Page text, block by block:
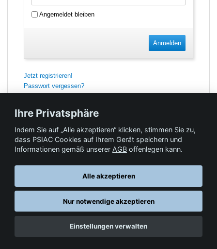
Angemeldet bleiben
Anmelden
Jetzt registrieren!
Passwort vergessen?
Feedback
© Springer-Verlag GmbH. Part of Springer Nature •Datenschutz,AGB,
Ihre Privatsphäre
Indem Sie auf „Alle akzeptieren“ klicken, stimmen Sie zu,
dass PSIAC Cookies auf Ihrem Gerät speichern und
Informationen gemäß unserer AGB offenlegen kann.
Alle akzeptieren
Nur notwendige akzeptieren
Einstellungen verwalten